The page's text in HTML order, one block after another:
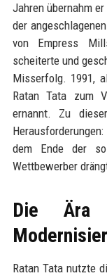
Jahren übernahm
der
von Empress
scheiterte und
Misserfolg. 1991,
Ratan Tata zum
ernannt. Zu
dem Ende der
Wettbewerber
Die Ära
Ratan Tata nutzte